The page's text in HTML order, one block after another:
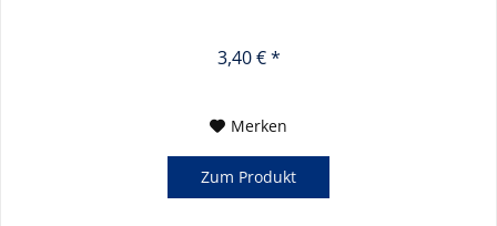
3,40 € *
Merken
Zum Produkt